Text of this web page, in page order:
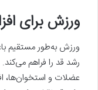
ورزش برای
ورزش به‌طور مستقیم
رشد قد را فراهم
عضلات و